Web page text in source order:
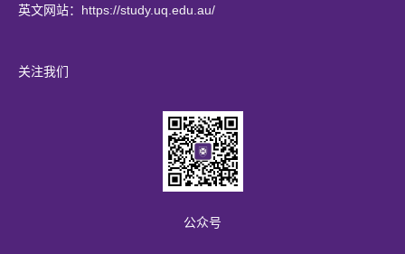
英文网站： https://study.uq.edu.au/(
n
s
i
n
关注我们
公众号